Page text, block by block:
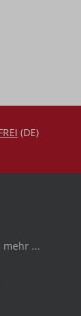
(DE)
mehr ...